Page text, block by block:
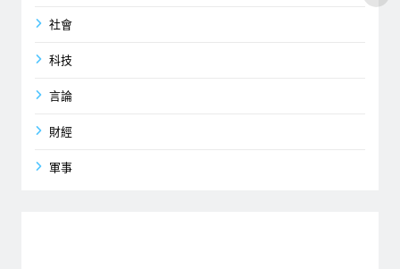
社會
科技
言論
財經
軍事